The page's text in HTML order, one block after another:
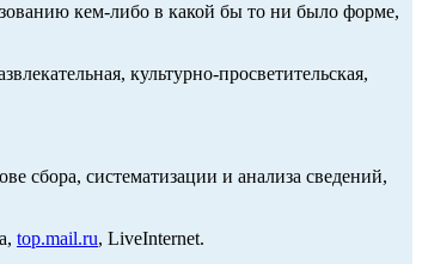
кем-либо в какой бы то ни было форме,
культурно-просветительская,
сбора, систематизации и анализа сведений,
top.mail.ru, LiveInternet.